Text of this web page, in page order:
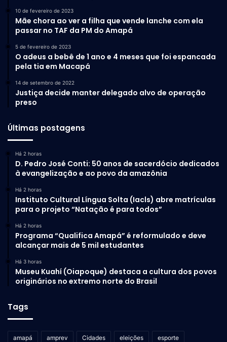
10 de fevereiro de 2023
Mãe chora ao ver a filha que vende lanche com ela
passar no TAF da PM do Amapá
5 de fevereiro de 2023
O adeus a bebê de 1 ano e 4 meses que foi espancada
pela tia em Macapá
14 de setembro de 2022
Justiça decide manter delegado alvo de operação
preso
Últimas postagens
Há 2 horas
D. Pedro José Conti: 50 anos de sacerdócio dedicados
à evangelização e ao povo da amazônia
Há 2 horas
Instituto Cultural Língua Solta (Iacls) abre matrículas
para o projeto “Natação é para todos”
Há 2 horas
Programa “Qualifica Amapá” é reformulado e deve
alcançar mais de 5 mil estudantes
Há 3 horas
Museu Kuahí (Oiapoque) destaca a cultura dos povos
originários no extremo norte do Brasil
Tags
amapá amprev Cidades eleições esporte